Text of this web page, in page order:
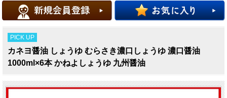
PICK UP
カネヨ醤油 しょうゆ むらさき濃口しょうゆ 濃口醤油
1000ml×6本 かねよしょうゆ 九州醤油